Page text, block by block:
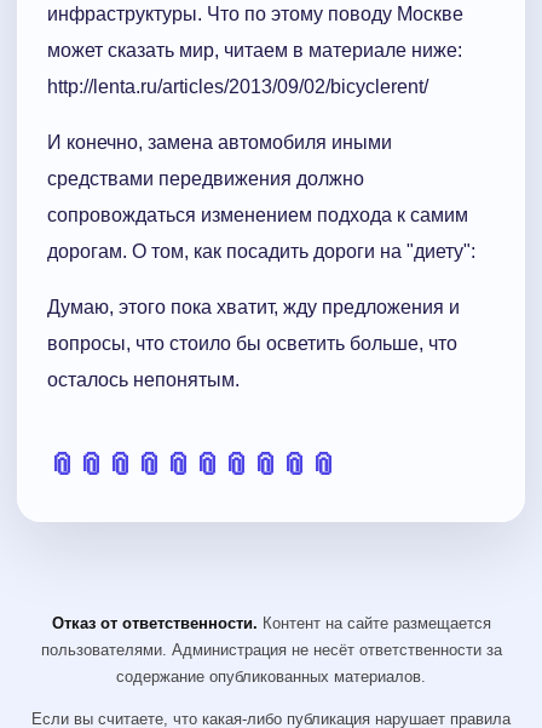
инфраструктуры. Что по этому поводу Москве
может сказать мир, читаем в материале ниже:
http://lenta.ru/articles/2013/09/02/bicyclerent/
И конечно, замена автомобиля иными
средствами передвижения должно
сопровождаться изменением подхода к самим
дорогам. О том, как посадить дороги на "диету":
Думаю, этого пока хватит, жду предложения и
вопросы, что стоило бы осветить больше, что
осталось непонятым.
📎 📎 📎 📎 📎 📎 📎 📎 📎 📎
Отказ от ответственности. Контент на сайте размещается
пользователями. Администрация не несёт ответственности за
содержание опубликованных материалов.
Если вы считаете, что какая-либо публикация нарушает правила